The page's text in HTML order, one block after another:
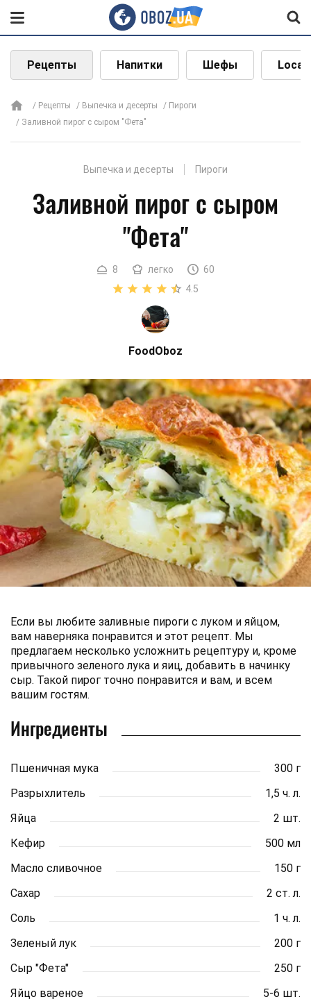
Рецепты Напитки Шефы Local
Рецепты Выпечка и десерты
Пироги
Заливной пирог с сыром "Фета"
Выпечка и десерты Пироги
Заливной пирог с сыром
"Фета"
8 легко
60
4.5
FoodOboz
Если вы любите заливные пироги с луком и яйцом,
вам наверняка понравится и этот рецепт. Мы
предлагаем несколько усложнить рецептуру и, кроме
привычного зеленого лука и яиц, добавить в начинку
сыр. Такой пирог точно понравится и вам, и всем
вашим гостям.
Ингредиенты
Пшеничная мука
300 г
Разрыхлитель
1,5 ч. л.
Яйца
2 шт.
Кефир
500 мл
Масло сливочное
150 г
Сахар
2 ст. л.
Соль
1 ч. л.
Зеленый лук
200 г
Сыр "Фета"
250 г
Яйцо вареное
5-6 шт.